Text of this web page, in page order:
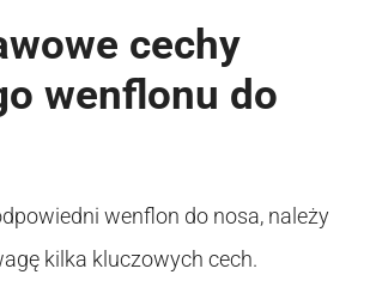
cechy
wenflonu do
wenflon do nosa, należy
kilka kluczowych cech.